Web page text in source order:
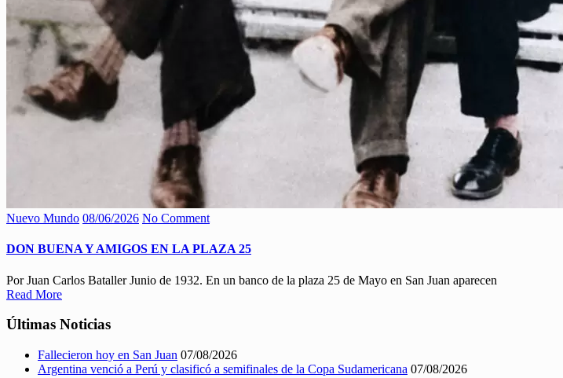
Nuevo Mundo 08/06/2026 No Comment
DON BUENA Y AMIGOS EN LA PLAZA 25
Por Juan Carlos Bataller Junio de 1932. En un banco de la plaza 25 de Mayo en San Juan aparecen
Read More
Últimas Noticias
Fallecieron hoy en San Juan 07/08/2026
Argentina venció a Perú y clasificó a semifinales de la Copa Sudamericana 07/08/2026